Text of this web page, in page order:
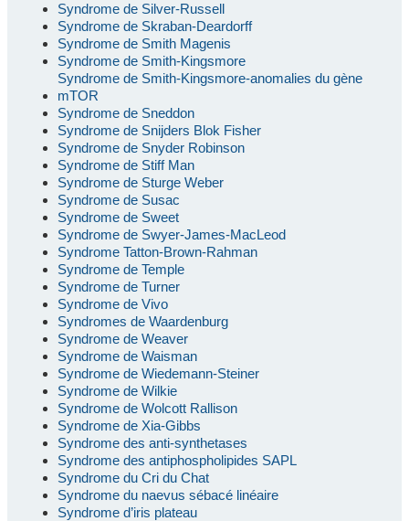
Syndrome de Silver-Russell
Syndrome de Skraban-Deardorff
Syndrome de Smith Magenis
Syndrome de Smith-Kingsmore
Syndrome de Smith-Kingsmore-anomalies du gène
mTOR
Syndrome de Sneddon
Syndrome de Snijders Blok Fisher
Syndrome de Snyder Robinson
Syndrome de Stiff Man
Syndrome de Sturge Weber
Syndrome de Susac
Syndrome de Sweet
Syndrome de Swyer-James-MacLeod
Syndrome Tatton-Brown-Rahman
Syndrome de Temple
Syndrome de Turner
Syndrome de Vivo
Syndromes de Waardenburg
Syndrome de Weaver
Syndrome de Waisman
Syndrome de Wiedemann-Steiner
Syndrome de Wilkie
Syndrome de Wolcott Rallison
Syndrome de Xia-Gibbs
Syndrome des anti-synthetases
Syndrome des antiphospholipides SAPL
Syndrome du Cri du Chat
Syndrome du naevus sébacé linéaire
Syndrome d’iris plateau